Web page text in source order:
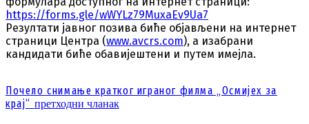
https://forms.gle/wWYLz79MuxaEv9Ua7
Резултати јавног позива биће објављени на интернет
страници Центра (www.avcrs.com), а изабрани
кандидати биће обавијештени и путем имејла.
Почело снимање кратког играног филма „Осмијех за
крај“ претходни чланак